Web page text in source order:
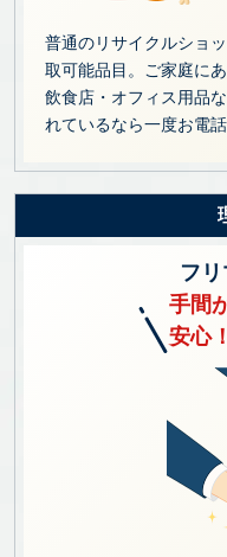
普通のリサイクルショ
取可能品目。ご家庭に
飲食店・オフィス用品
れているなら一度お電話
フ
手間
安心